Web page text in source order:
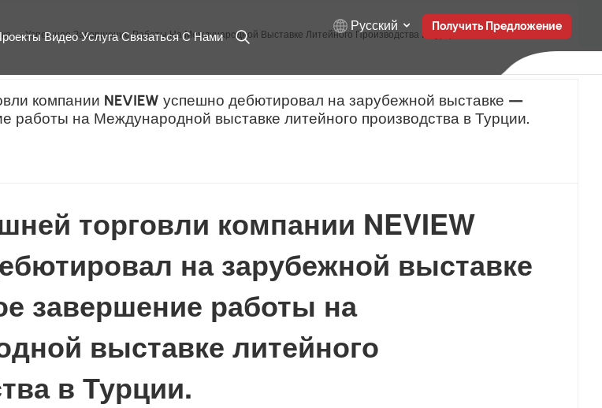
Видео Услуга Связаться С Нами
Русский
English
بالعربية
Получить Предложение
— Успешное Завершение Работы На Международной Выставке Литейного Производства В Турции.
компании NEVIEW успешно дебютировал на зарубежной выставке —
работы на Международной выставке литейного производства в Турции.
торговли компании NEVIEW
на зарубежной выставке
завершение работы на
выставке литейного
в Турции.